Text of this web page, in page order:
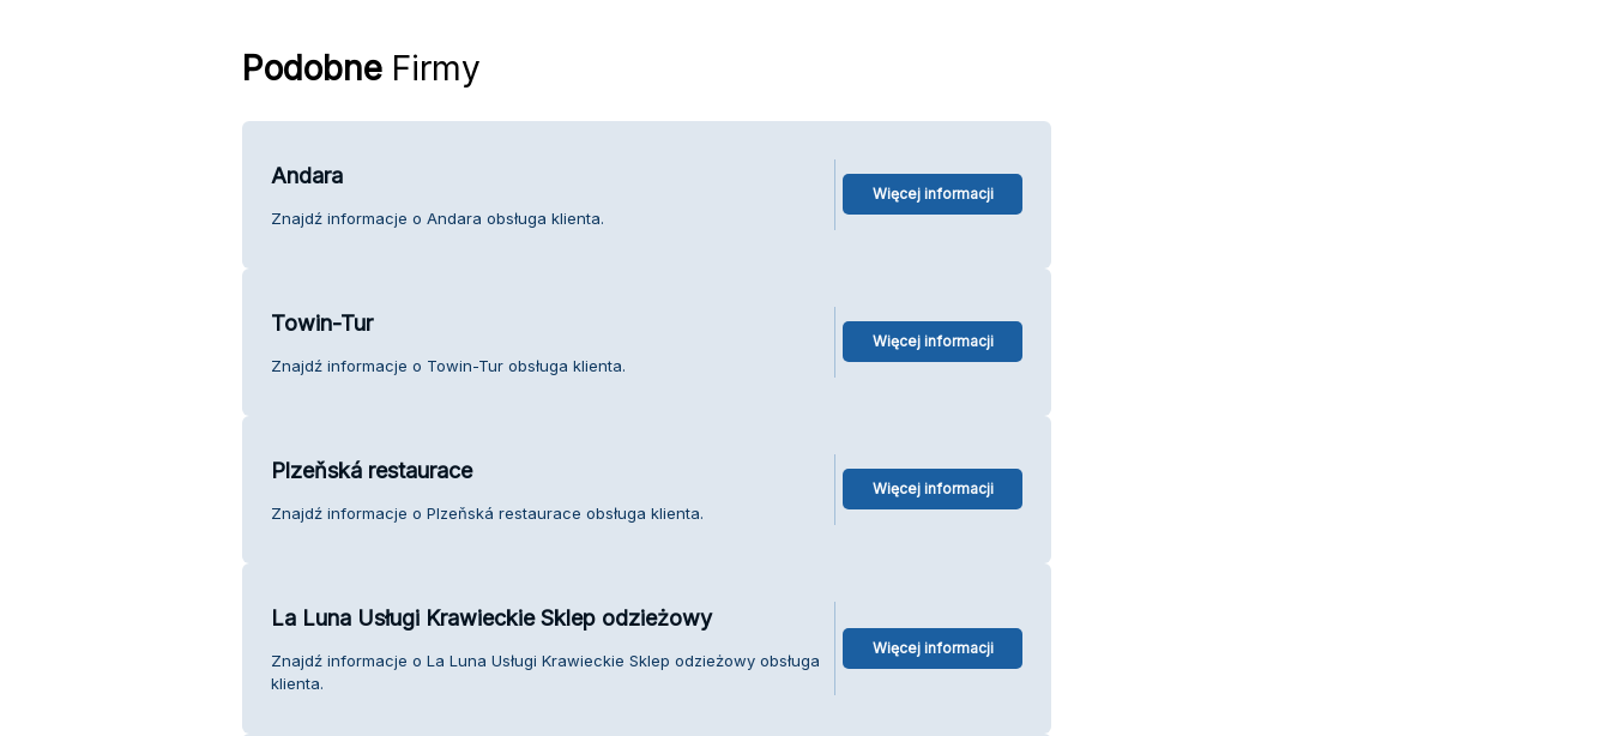
PodobneFirmy
Andara
Znajdź informacje o Andara obsługa klienta.
Więcej informacji
Towin-Tur
Znajdź informacje o Towin-Tur obsługa klienta.
Więcej informacji
Plzeňská restaurace
Znajdź informacje o Plzeňská restaurace obsługa klienta.
Więcej informacji
La Luna Usługi Krawieckie Sklep odzieżowy
Znajdź informacje o La Luna Usługi Krawieckie Sklep odzieżowy obsługa
klienta.
Więcej informacji